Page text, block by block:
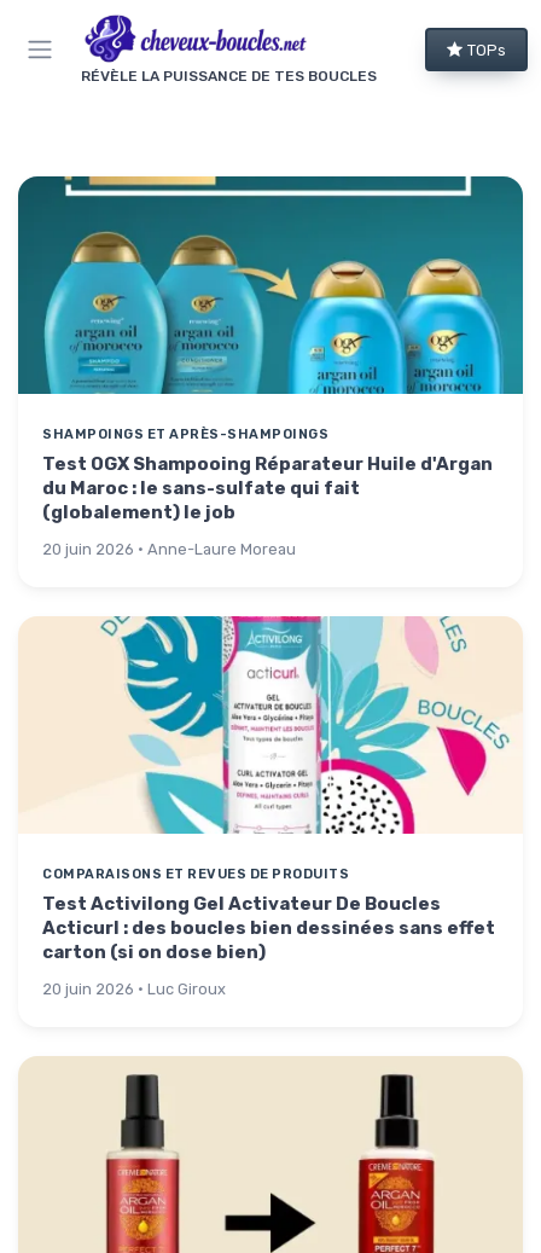
RÉVÈLE LA PUISSANCE DE TES BOUCLES
TOPs
SHAMPOINGS ET APRÈS-SHAMPOINGS
Test OGX Shampooing Réparateur Huile d'Argan
du Maroc : le sans-sulfate qui fait
(globalement) le job
20 juin 2026 · Anne-Laure Moreau
COMPARAISONS ET REVUES DE PRODUITS
Test Activilong Gel Activateur De Boucles
Acticurl : des boucles bien dessinées sans effet
carton (si on dose bien)
20 juin 2026 · Luc Giroux
Panneau de gestion des cookies